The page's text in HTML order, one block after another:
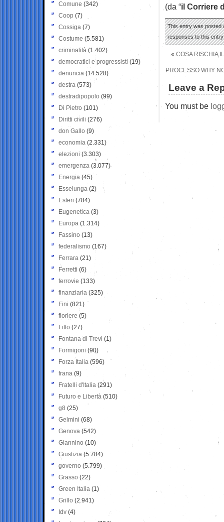
(da “il Corriere
This entry was posted
responses to this
« COSA RISCHIA
PROCESSO WHY
Leave a
You must be
Comune (342)
Coop (7)
Cossiga (7)
Costume (5.581)
criminalità (1.402)
democratici e progressisti (19)
denuncia (14.528)
destra (573)
destradipopolo (99)
Di Pietro (101)
Diritti civili (276)
don Gallo (9)
economia (2.331)
elezioni (3.303)
emergenza (3.077)
Energia (45)
Esselunga (2)
Esteri (784)
Eugenetica (3)
Europa (1.314)
Fassino (13)
federalismo (167)
Ferrara (21)
Ferretti (6)
ferrovie (133)
finanziaria (325)
Fini (821)
fioriere (5)
Fitto (27)
Fontana di Trevi (1)
Formigoni (90)
Forza Italia (596)
frana (9)
Fratelli d'Italia (291)
Futuro e Libertà (510)
g8 (25)
Gelmini (68)
Genova (542)
Giannino (10)
Giustizia (5.784)
governo (5.799)
Grasso (22)
Green Italia (1)
Grillo (2.941)
Idv (4)